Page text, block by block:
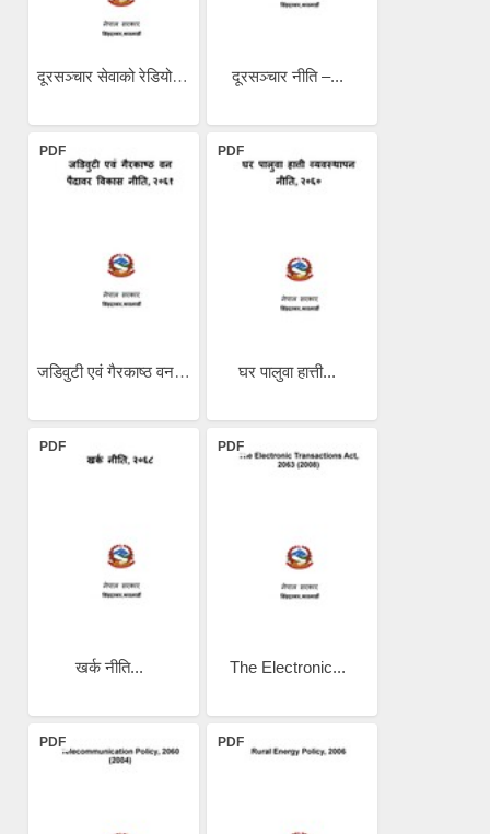
दूरसञ्चार सेवाको रेडियो... दूरसञ्चार नीति –...
PDF
जडिवुटी एवं गैरकाष्ठ वन...
PDF
घर पालुवा हात्ती...
PDF
खर्क नीति...
PDF
The Electronic...
PDF PDF